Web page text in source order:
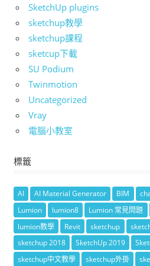
SketchUp plugins
sketchup教學
sketchup課程
sketcup下載
SU Podium
Twinmotion
Uncategorized
Vray
電腦小教室
標籤
AI AI Material Generator BIM
Lumion
lumion8 Lumion 常見問題
lumion教學
Revit sketchup
sketchup 2018
SketchUp 2019
sketchup中文教學
sketchup外掛